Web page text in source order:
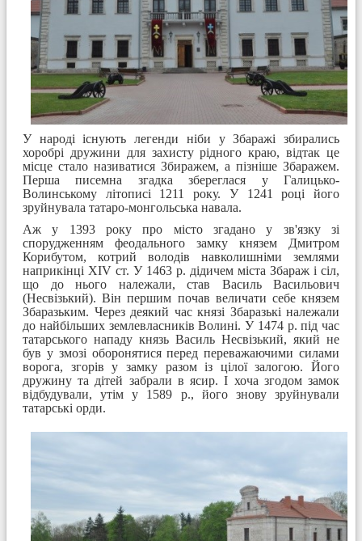
У народі існують легенди ніби у Збаражі збирались
хоробрі дружини для захисту рідного краю, відтак це
місце стало називатися Збиражем, а пізніше Збаражем.
Перша писемна згадка збереглася у Галицько-
Волинському літописі 1211 року. У 1241 році його
зруйнувала татаро-монгольська навала.
Аж у 1393 року про місто згадано у зв'язку зі
спорудженням феодального замку князем Дмитром
Корибутом, котрий володів навколишніми землями
наприкінці XIV ст. У 1463 р. дідичем міста Збараж і сіл,
що до нього належали, став Василь Васильович
(Несвізький). Він першим почав величати себе князем
Збаразьким. Через деякий час князі Збаразькі належали
до найбільших землевласників Волині. У 1474 р. під час
татарського нападу князь Василь Несвізький, який не
був у змозі оборонятися перед переважаючими силами
ворога, згорів у замку разом із цілої залогою. Його
дружину та дітей забрали в ясир. І хоча згодом замок
відбудували, утім у 1589 р., його знову зруйнували
татарські орди.